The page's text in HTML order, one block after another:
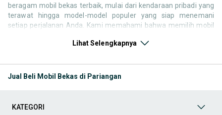
beragam mobil bekas terbaik, mulai dari kendaraan pribadi yang
terawat hingga model-model populer yang siap menemani
setiap perjalanan Anda. Kami memahami bahwa memilih mobil
ribuan daftar dari penjual terpercaya di seluruh Indonesia.
dengan gaya hidup, kebutuhan, danbudgetAnda!
Memilih mobil bekas yang tepat tentu bukan perkara mudah.
berkelas, atau mobil kota yang irit dan lincah? Di OLX, Anda akan
Lihat Selengkapnya
Jual Beli Mobil Bekas di Pariangan
KATEGORI